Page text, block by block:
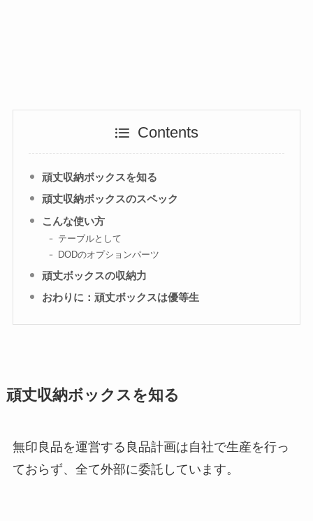
Contents
頑丈収納ボックスを知る
頑丈収納ボックスのスペック
こんな使い方
テーブルとして
DODのオプションパーツ
頑丈ボックスの収納力
おわりに：頑丈ボックスは優等生
頑丈収納ボックスを知る
無印良品を運営する良品計画は自社で生産を行っ
ておらず、全て外部に委託しています。